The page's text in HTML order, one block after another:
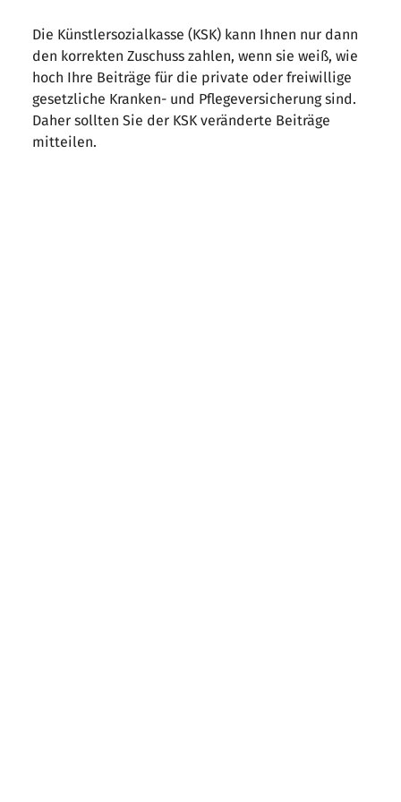
Die Künstlersozialkasse (KSK) kann Ihnen nur dann
den korrekten Zuschuss zahlen, wenn sie weiß, wie
hoch Ihre Beiträge für die private oder freiwillige
gesetzliche Kranken- und Pflegeversicherung sind.
Daher sollten Sie der KSK veränderte Beiträge
mitteilen.